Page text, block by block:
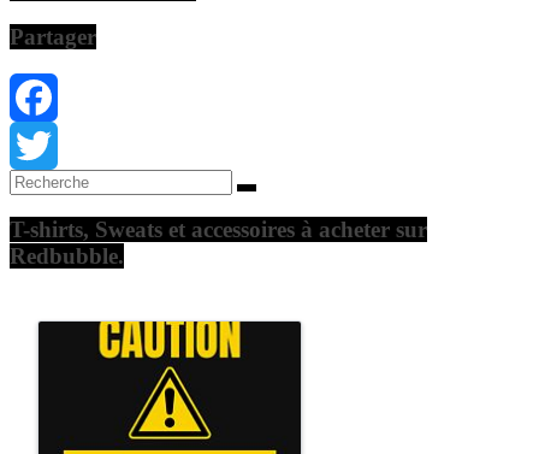
Partager
Facebook
Twitter
T-shirts, Sweats et accessoires à acheter sur
Redbubble.